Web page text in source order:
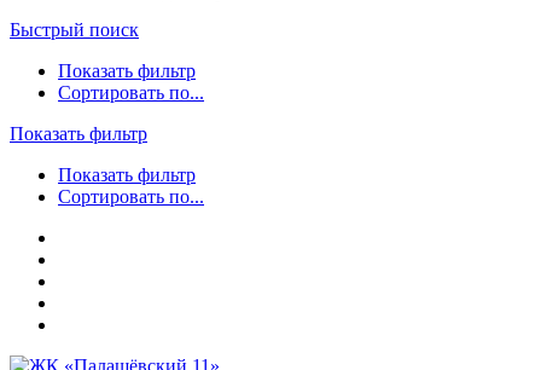
Быстрый поиск
Показать фильтр
Сортировать по...
Показать фильтр
Показать фильтр
Сортировать по...